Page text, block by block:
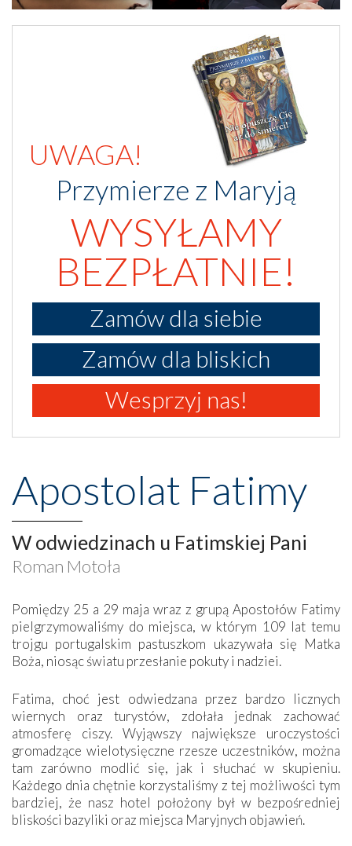
UWAGA!
Przymierze z Maryją
WYSYŁAMY
BEZPŁATNIE!
Zamów dla siebie
Zamów dla bliskich
Wesprzyj nas!
Apostolat Fatimy
W odwiedzinach u Fatimskiej Pani
Roman Motoła
Pomiędzy 25 a 29 maja wraz z grupą Apostołów Fatimy
pielgrzymowaliśmy do miejsca, w którym 109 lat temu
trojgu portugalskim pastuszkom ukazywała się Matka
Boża, niosąc światu przesłanie pokuty i nadziei.
Fatima, choć jest odwiedzana przez bardzo licznych
wiernych oraz turystów, zdołała jednak zachować
atmosferę ciszy. Wyjąwszy największe uroczystości
gromadzące wielotysięczne rzesze uczestników, można
tam zarówno modlić się, jak i słuchać w skupieniu.
Każdego dnia chętnie korzystaliśmy z tej możliwości tym
bardziej, że nasz hotel położony był w bezpośredniej
bliskości bazyliki oraz miejsca Maryjnych objawień.